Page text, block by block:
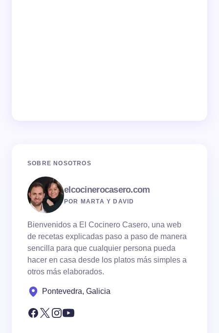
SOBRE NOSOTROS
elcocinerocasero.com
POR MARTA Y DAVID
Bienvenidos a El Cocinero Casero, una web
de recetas explicadas paso a paso de manera
sencilla para que cualquier persona pueda
hacer en casa desde los platos más simples a
otros más elaborados.
Pontevedra, Galicia